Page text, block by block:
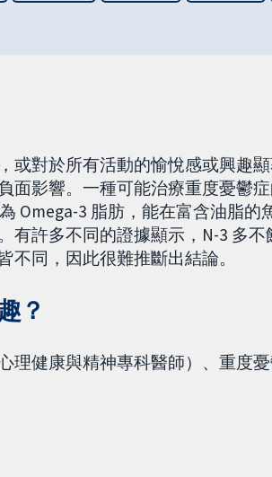
或對於所有活動的愉悅感或興趣
面影響。一種可能治療重度憂鬱
Omega-3 脂肪，能在富含油脂的
有許多不同的證據顯示，N-3 多
同，因此很難推斷出結論。
？
理健康與精神專科醫師）、重度